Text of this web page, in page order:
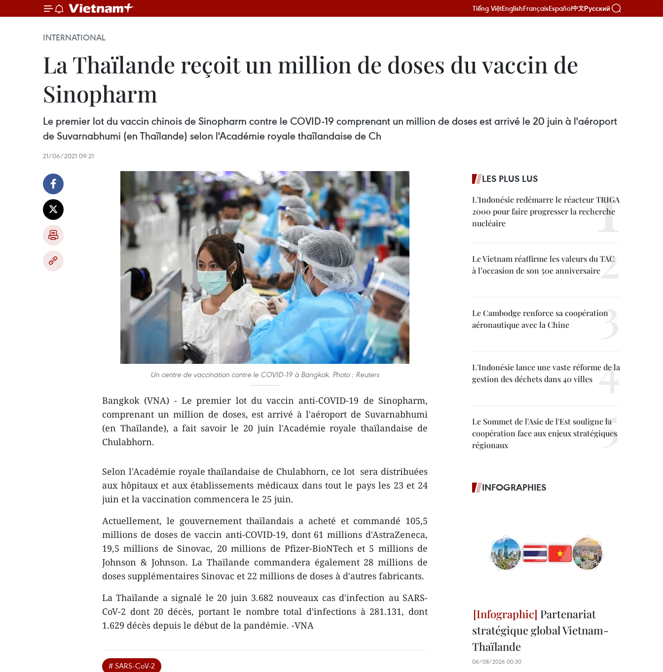
Tiếng ViệtEnglishFrançaisEspañol中文Русский
INTERNATIONAL
La Thaïlande reçoit un million de doses du vaccin de
Sinopharm
Le premier lot du vaccin chinois de Sinopharm contre le COVID-19 comprenant un million de doses est arrivé le 20 juin à l'aéroport
de Suvarnabhumi (en Thaïlande) selon l'Académie royale thaïlandaise de Ch
21/06/2021 09:21
Un centre de vaccination contre le COVID-19 à Bangkok. Photo : Reuters
Bangkok (VNA) - Le premier lot du vaccin anti-COVID-19 de Sinopharm,
comprenant un million de doses, est arrivé à l'aéroport de Suvarnabhumi
(en Thaïlande), a fait savoir le 20 juin l'Académie royale thaïlandaise de
Chulabhorn.
Selon l'Académie royale thaïlandaise de Chulabhorn, ce lot sera distribuées
aux hôpitaux et aux établissements médicaux dans tout le pays les 23 et 24
juin et la vaccination commencera le 25 juin.
Actuellement, le gouvernement thaïlandais a acheté et commandé 105,5
millions de doses de vaccin anti-COVID-19, dont 61 millions d'AstraZeneca,
19,5 millions de Sinovac, 20 millions de Pfizer-BioNTech et 5 millions de
Johnson & Johnson. La Thaïlande commandera également 28 millions de
doses supplémentaires Sinovac et 22 millions de doses à d'autres fabricants.
La Thaïlande a signalé le 20 juin 3.682 nouveaux cas d'infection au SARS-
CoV-2 dont 20 décès, portant le nombre total d'infections à 281.131, dont
1.629 décès depuis le début de la pandémie. -VNA
# SARS-CoV-2
LES PLUS LUS
L'Indonésie redémarre le réacteur TRIGA
2000 pour faire progresser la recherche
nucléaire
Le Vietnam réaffirme les valeurs du TAC
à l’occasion de son 50e anniversaire
Le Cambodge renforce sa coopération
aéronautique avec la Chine
L'Indonésie lance une vaste réforme de la
gestion des déchets dans 40 villes
Le Sommet de l'Asie de l'Est souligne la
coopération face aux enjeux stratégiques
régionaux
INFOGRAPHIES
Partenariat
stratégique global Vietnam-
Thaïlande
06/08/2026 00:30